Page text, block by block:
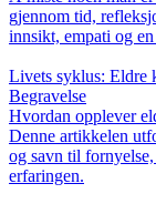
gjennom tid,
innsikt, empati og
Livets syklus: Eldre
Begravelse
Hvordan opplever
Denne artikkelen
og savn til
erfaringen.